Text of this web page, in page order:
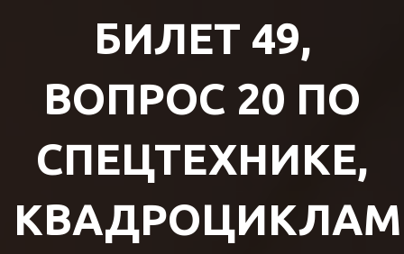
БИЛЕТ 49,
ВОПРОС 20 ПО
СПЕЦТЕХНИКЕ,
КВАДРОЦИКЛАМ